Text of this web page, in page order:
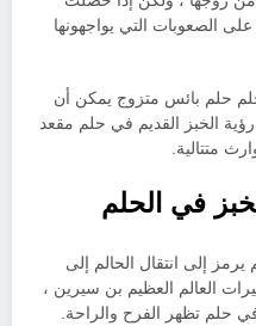
الصعوبات التي يواجهونها
حلم بائس متزوج يمكن أن
الخبز القديم في حلم مقعد
متتالية.
في الحلم
إلى انتقال الحالم إلى
العالم العظيم بن سيرين ،
حلم تظهر الفرح والراحة.